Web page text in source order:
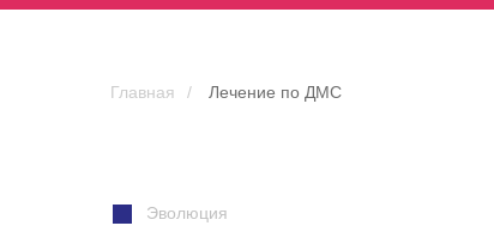
Главная / Лечение по ДМС
Эволюция